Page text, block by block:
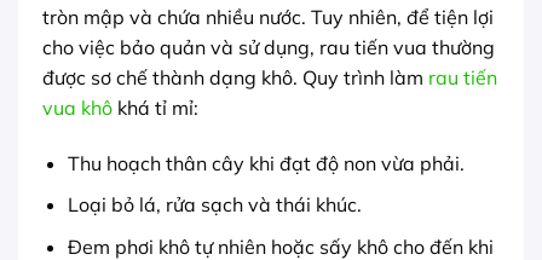
tròn mập và chứa nhiều nước. Tuy nhiên, để tiện lợi
cho việc bảo quản và sử dụng, rau tiến vua thường
được sơ chế thành dạng khô. Quy trình làm rau tiến
vua khô khá tỉ mỉ:
Thu hoạch thân cây khi đạt độ non vừa phải.
Loại bỏ lá, rửa sạch và thái khúc.
Đem phơi khô tự nhiên hoặc sấy khô cho đến khi